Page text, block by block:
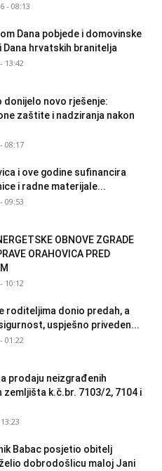
- 08:13
Dana pobjede i domovinske
Dana hrvatskih branitelja
13:42
donijelo novo rješenje:
zaštite i nadziranja nakon
08:17
i ove godine sufinancira
i radne materijale...
09:53
OBNOVE ZGRADE
ORAHOVICA PRED
10:12
roditeljima donio predah, a
uspješno priveden...
01:22
prodaju neizgrađenih
zemljišta k.č.br. 7103/2, 7104 i
Babac posjetio obitelj
dobrodošlicu maloj Jani